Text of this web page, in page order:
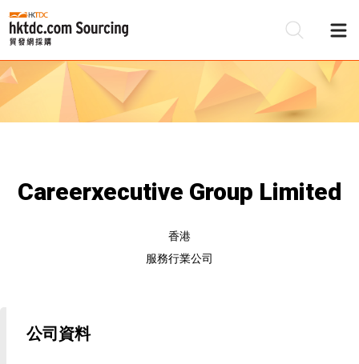
Careerxecutive Group Limited
香港
服務行業公司
公司資料